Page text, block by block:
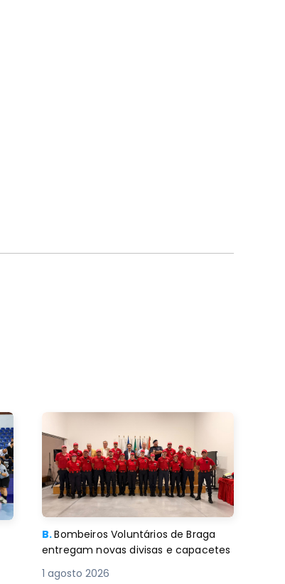
B.Bombeiros Voluntários de Braga
entregam novas divisas e capacetes
1 agosto 2026